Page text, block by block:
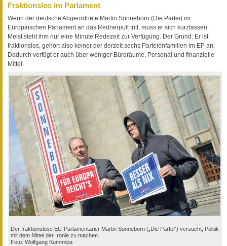
Fraktionslos im Parlament
Wenn der deutsche Abgeordnete Martin Sonneborn (Die Partei) im
Europäischen Parlament an das Rednerpult tritt, muss er sich kurzfassen.
Meist steht ihm nur eine Minute Redezeit zur Verfügung. Der Grund: Er ist
fraktionslos, gehört also keiner der derzeit sechs Parteienfamilien im EP an.
Dadurch verfügt er auch über weniger Büroräume, Personal und finanzielle
Mittel.
Der fraktionslose EU-Parlamentarier Martin Sonneborn („Die Partei“) versucht, Politik
mit dem Mittel der Ironie zu machen
Foto: Wolfgang Kumm/pa